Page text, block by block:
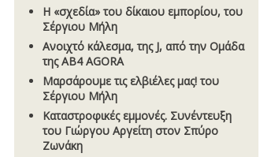
Η «σχεδία» του δίκαιου εµπορίου, του
Σέργιου Μήλη
Ανοιχτό κάλεσµα, της J, από την Οµάδα
της AB4 AGORA
Μαρσάρουµε τις ελβιέλες µας! του
Σέργιου Μήλη
Καταστροφικές εµµονές. Συνέντευξη
του Γιώργου Αργείτη στον Σπύρο
Ζωνάκη